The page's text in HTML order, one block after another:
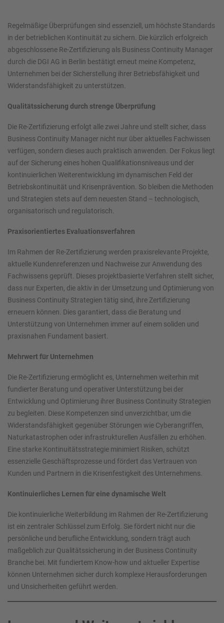
Regelmäßige Überprüfungen sind essenziell, um höchste Standards
in der betrieblichen Kontinuität zu sichern. Die kürzlich erfolgreich
abgeschlossene Re-Zertifizierung als Business Continuity Manager
durch die DGI AG in Berlin bestätigt erneut meine Kompetenz,
Unternehmen bei der Sicherstellung ihrer Betriebsfähigkeit und
Widerstandsfähigkeit zu unterstützen.
Qualitätssicherung durch strenge Überprüfung
Die Re-Zertifizierung erfolgt alle zwei Jahre und stellt sicher, dass
Business Continuity Manager nicht nur über aktuelles Fachwissen
verfügen, sondern dieses auch praktisch anwenden. Der Fokus liegt
auf der Sicherung eines hohen Qualifikationsniveaus und der
kontinuierlichen Weiterentwicklung im dynamischen Feld der
Betriebskontinuität und Krisenprävention. So bleiben die Methoden
und Strategien stets auf dem neuesten Stand – technologisch,
organisatorisch und regulatorisch.
Praxisorientiertes Evaluationsverfahren
Im Rahmen der Re-Zertifizierung werden praxisrelevante Projekte,
aktuelle Kundenreferenzen und Nachweise zur Anwendung des
Fachwissens geprüft. Dieses projektbasierte Verfahren stellt sicher,
dass nur Experten, die aktiv in der Umsetzung und Optimierung von
Business Continuity Strategien tätig sind, ihre Zertifizierung
erneuern können. Dies garantiert, dass die Beratung und
Unterstützung von Unternehmen immer auf einem soliden und
praxisnahen Fundament basiert.
Mehrwert für Unternehmen
Die Re-Zertifizierung ermöglicht es, Unternehmen weiterhin mit
fundierter Beratung und operativer Unterstützung bei der
Entwicklung und Optimierung ihrer Business Continuity Strategien
zu begleiten. Diese Kompetenzen sind unverzichtbar, um die
Widerstandsfähigkeit gegenüber Störungen wie Cyberangriffen,
Naturkatastrophen oder infrastrukturellen Ausfällen zu erhöhen.
Eine starke Kontinuitätsstrategie minimiert Risiken, schützt
essenzielle Geschäftsprozesse und fördert das Vertrauen von
Kunden und Partnern in die Krisenfestigkeit des Unternehmens.
Kontinuierliches Lernen für eine dynamische Welt
Die kontinuierliche Weiterbildung im Rahmen der Re-Zertifizierung
ist ein zentraler Schlüssel zum Erfolg. Sie fördert nicht nur die
persönliche und berufliche Entwicklung, sondern trägt auch
maßgeblich zur Qualitätssicherung in der Business Continuity
Branche bei. Mit fundiertem Know-how und aktueller Expertise
können Unternehmen sicher durch komplexe Herausforderungen
und Unsicherheiten geführt werden.